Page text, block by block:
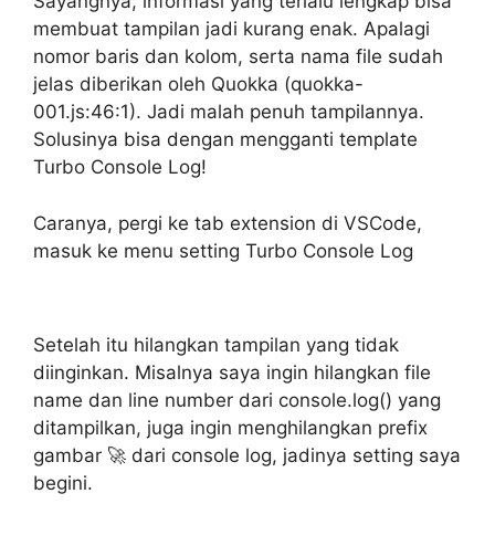
membuat tampilan jadi kurang enak. Apalagi
nomor baris dan kolom, serta nama file sudah
jelas diberikan oleh Quokka (quokka-
001.js:46:1). Jadi malah penuh tampilannya.
Solusinya bisa dengan mengganti template
Turbo Console Log!
Caranya, pergi ke tab extension di VSCode,
masuk ke menu setting Turbo Console Log
Setelah itu hilangkan tampilan yang tidak
diinginkan. Misalnya saya ingin hilangkan file
name dan line number dari console.log() yang
ditampilkan, juga ingin menghilangkan prefix
gambar 🚀 dari console log, jadinya setting saya
begini.